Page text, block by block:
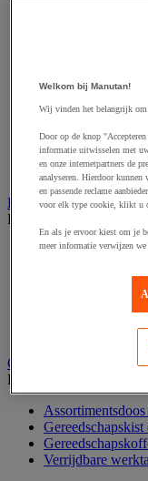
Accessoires voor
Accessoires voor
Accessoires voor
Accessoires voor
Accessoires voor
Elektrische toebehoren
Bekijk de hele
Accessoires voor
Elektrische
Verlengsnoer,
Gereedschap opbergen
Bekijk de hele
Gereedschapskist
Verrijdbare
Welkom bij Manutan!
Wij vinden het belangrijk om
Door op de knop
informatie uitwisselen met
en onze internetpartners de
analyseren. Hierdoor kunnen
en passende reclame
voor elk type cookie, klikt u
En als je ervoor kiest om je
meer informatie verwijzen we